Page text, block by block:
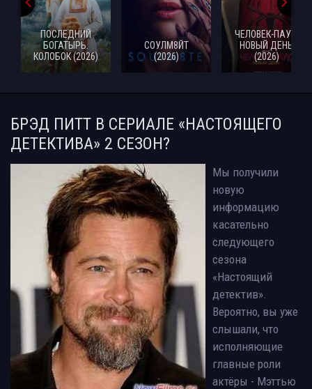
ПОСЛЕДНИЙ
БОГАТЫРЬ.
КОЛОБОК (2026)
СОУЛМ8ЙТ
(2026)
ЧЕЛОВЕК-ПАУК:
НОВЫЙ ДЕНЬ
(2026)
БРЭД ПИТТ В СЕРИАЛЕ «НАСТОЯЩЕГО
ДЕТЕКТИВА» 2 СЕЗОН?
Мы получили
новую
информацию
касательно
следующего
сезона
«Настоящий
детектив».
Вероятно, вы уже
слышали, что
исполняющие
главные роли
актёры - Мэттью